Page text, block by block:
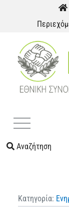
Παράκαμψη προς το
Αναζήτηση
Κατηγορία: